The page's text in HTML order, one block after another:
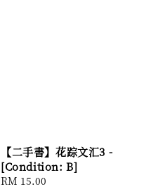
【二手書】花踪文汇3 -
[Condition: B]
Regular
RM 15.00